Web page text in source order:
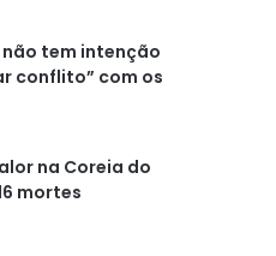
não tem intenção
conflito” com os
na Coreia do
mortes